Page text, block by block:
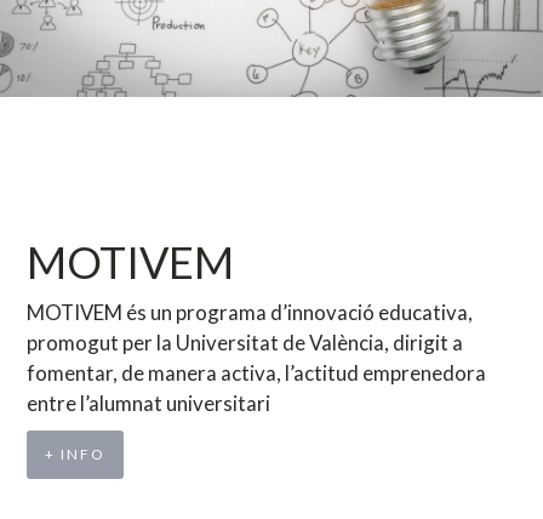
MOTIVEM
MOTIVEM és un programa d’innovació educativa,
promogut per la Universitat de València, dirigit a
fomentar, de manera activa, l’actitud emprenedora
entre l’alumnat universitari
+ INFO